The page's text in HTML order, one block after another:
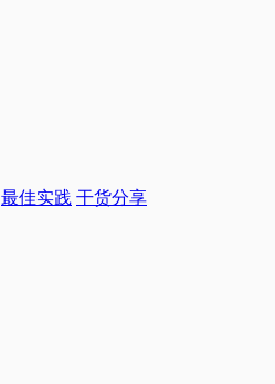
最佳实践 干货分享